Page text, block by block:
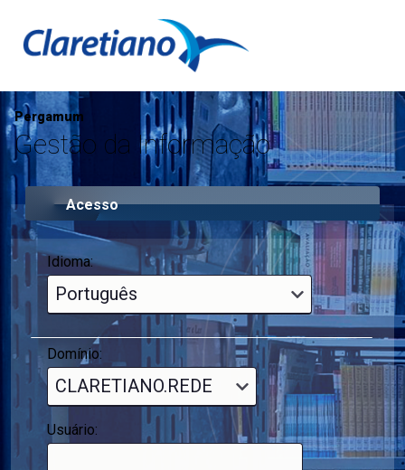
Pergamum
Gestão da Informação
Acesso
Idioma:
Domínio:
Usuário: